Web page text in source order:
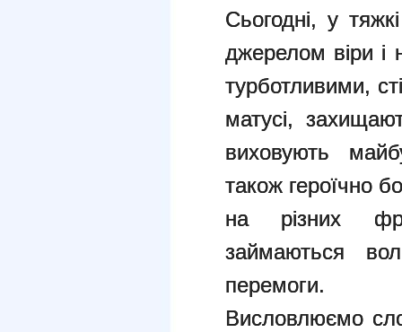
Сьогодні, у
джерелом віри і
турботливими,
матусі,
виховують
також героїчно
на різних
займаються
перемоги.
Висловлюємо